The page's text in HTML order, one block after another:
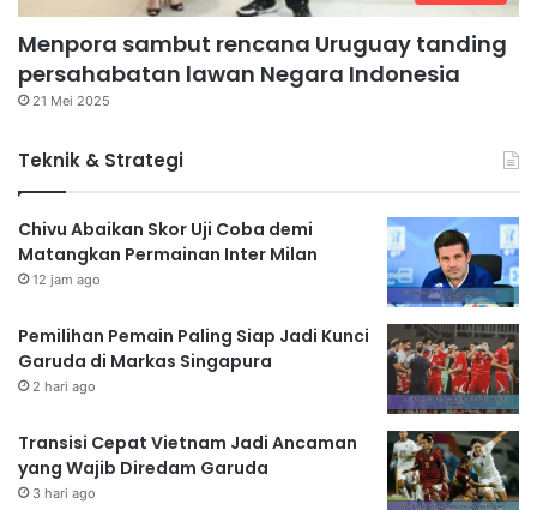
Menpora sambut rencana Uruguay tanding
persahabatan lawan Negara Indonesia
21 Mei 2025
Teknik & Strategi
Chivu Abaikan Skor Uji Coba demi
Matangkan Permainan Inter Milan
12 jam ago
Pemilihan Pemain Paling Siap Jadi Kunci
Garuda di Markas Singapura
2 hari ago
Transisi Cepat Vietnam Jadi Ancaman
yang Wajib Diredam Garuda
3 hari ago